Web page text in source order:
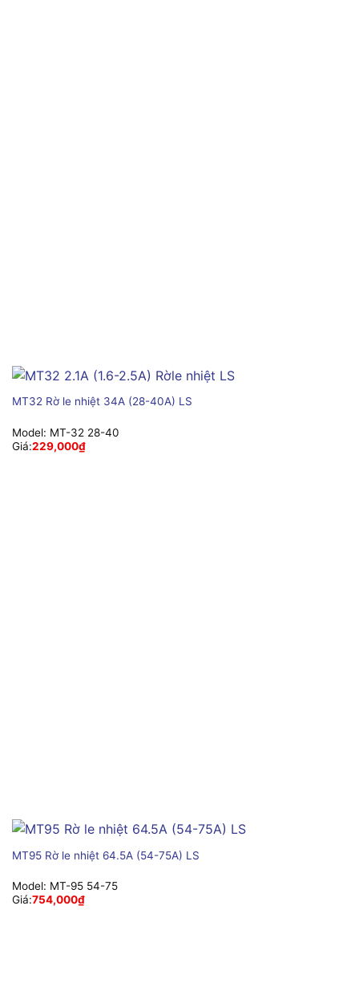
MT32 Rờ le nhiệt 34A (28-40A) LS
Model: MT-32 28-40
Giá:229,000₫
MT95 Rờ le nhiệt 64.5A (54-75A) LS
Model: MT-95 54-75
Giá:754,000₫